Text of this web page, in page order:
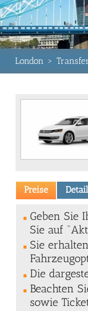
London >
Preise
Geben Sie
Sie auf
Sie
Die
Beachten
sowie